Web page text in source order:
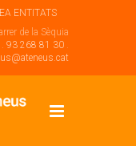
ENTITATS
de la Sèquia
93 268 81 30 .